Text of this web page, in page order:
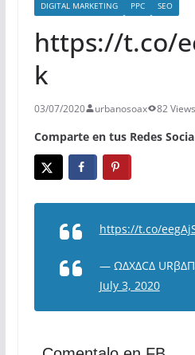
DIGITAL MARKETING PPC SEO
https://t.co/
k
03/07/2020 urbanosoax 82 Views
Comparte en tus Redes
https://t.co/
— ΩΔXΔCΔ
July 3, 2020